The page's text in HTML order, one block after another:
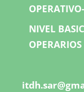
NIVEL
OPERARIOS